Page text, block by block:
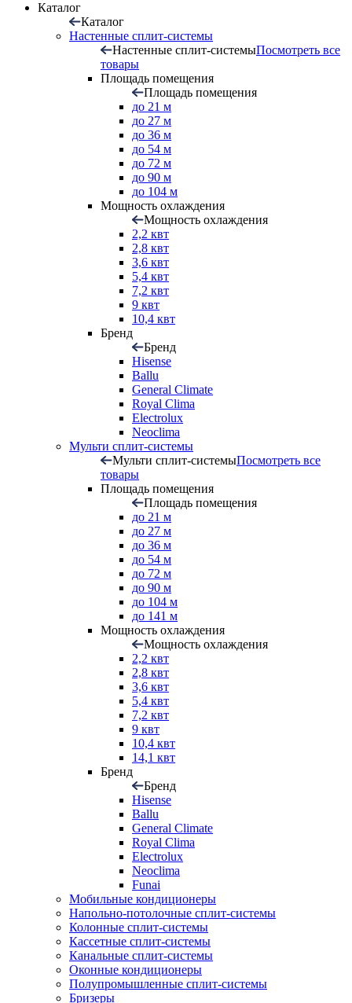
Каталог
Каталог
Настенные сплит-системы
Настенные сплит-системыПосмотреть все
товары
Площадь помещения
Площадь помещения
до 21 м
до 27 м
до 36 м
до 54 м
до 72 м
до 90 м
до 104 м
Мощность охлаждения
Мощность охлаждения
2,2 квт
2,8 квт
3,6 квт
5,4 квт
7,2 квт
9 квт
10,4 квт
Бренд
Бренд
Hisense
Ballu
General Climate
Royal Clima
Electrolux
Neoclima
Мульти сплит-системы
Мульти сплит-системыПосмотреть все
товары
Площадь помещения
Площадь помещения
до 21 м
до 27 м
до 36 м
до 54 м
до 72 м
до 90 м
до 104 м
до 141 м
Мощность охлаждения
Мощность охлаждения
2,2 квт
2,8 квт
3,6 квт
5,4 квт
7,2 квт
9 квт
10,4 квт
14,1 квт
Бренд
Бренд
Hisense
Ballu
General Climate
Royal Clima
Electrolux
Neoclima
Funai
Мобильные кондиционеры
Напольно-потолоч​ные ​сплит-системы
Колонные ​​сплит-системы
Кассетные сплит-системы
Канальные сплит-системы
Оконные кондиционеры
Полупромышленные сплит-системы
Бризеры